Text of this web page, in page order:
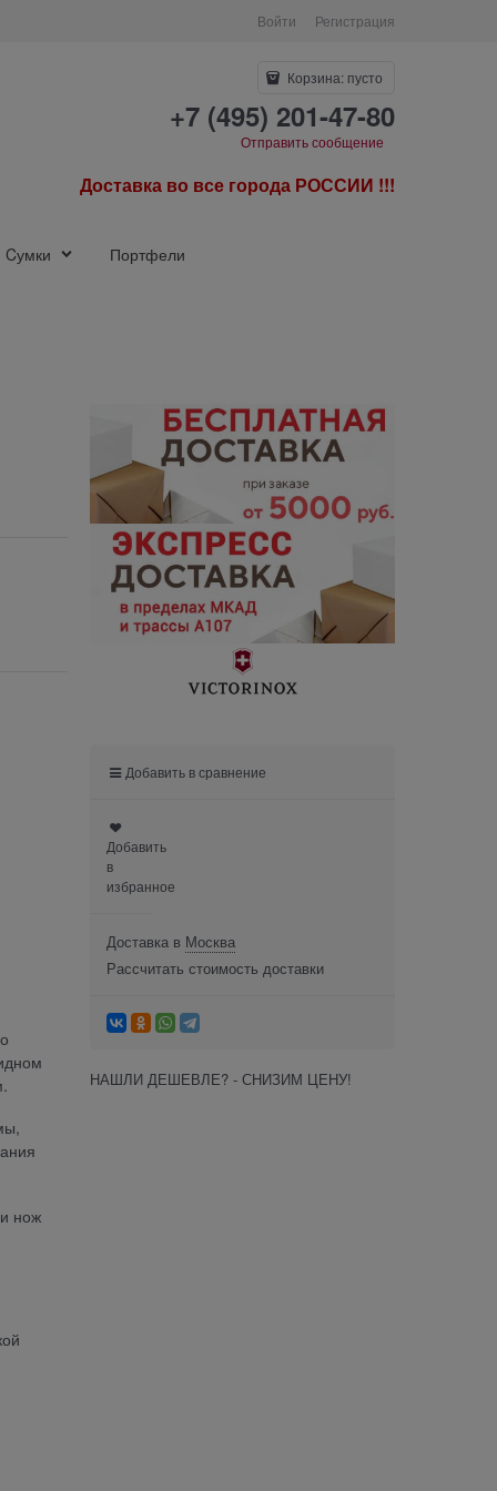
Войти Регистрация
Корзина: пусто
+7 (495) 201-47-80
Отправить сообщение
Доставка во все города РОССИИ !!!
Cумки Портфели
нож
Добавить в сравнение
Добавить
в
избранное
Доставка в Москва
Рассчитать стоимость доставки
НАШЛИ ДЕШЕВЛЕ? - СНИЗИМ ЦЕНУ!